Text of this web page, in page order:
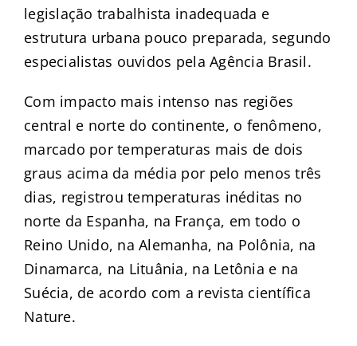
legislação trabalhista inadequada e
estrutura urbana pouco preparada, segundo
especialistas ouvidos pela Agência Brasil.
Com impacto mais intenso nas regiões
central e norte do continente, o fenômeno,
marcado por temperaturas mais de dois
graus acima da média por pelo menos três
dias, registrou temperaturas inéditas no
norte da Espanha, na França, em todo o
Reino Unido, na Alemanha, na Polônia, na
Dinamarca, na Lituânia, na Letônia e na
Suécia, de acordo com a revista científica
Nature.